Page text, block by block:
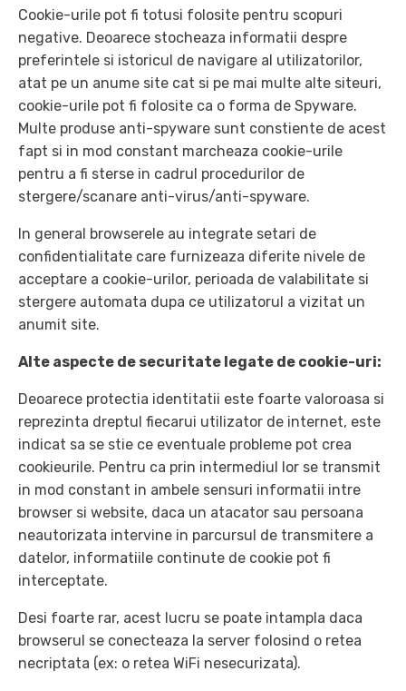
Cookie-urile pot fi totusi folosite pentru scopuri
negative. Deoarece stocheaza informatii despre
preferintele si istoricul de navigare al utilizatorilor,
atat pe un anume site cat si pe mai multe alte siteuri,
cookie-urile pot fi folosite ca o forma de Spyware.
Multe produse anti-spyware sunt constiente de acest
fapt si in mod constant marcheaza cookie-urile
pentru a fi sterse in cadrul procedurilor de
stergere/scanare anti-virus/anti-spyware.
In general browserele au integrate setari de
confidentialitate care furnizeaza diferite nivele de
acceptare a cookie-urilor, perioada de valabilitate si
stergere automata dupa ce utilizatorul a vizitat un
anumit site.
Alte aspecte de securitate legate de cookie-uri:
Deoarece protectia identitatii este foarte valoroasa si
reprezinta dreptul fiecarui utilizator de internet, este
indicat sa se stie ce eventuale probleme pot crea
cookieurile. Pentru ca prin intermediul lor se transmit
in mod constant in ambele sensuri informatii intre
browser si website, daca un atacator sau persoana
neautorizata intervine in parcursul de transmitere a
datelor, informatiile continute de cookie pot fi
interceptate.
Desi foarte rar, acest lucru se poate intampla daca
browserul se conecteaza la server folosind o retea
necriptata (ex: o retea WiFi nesecurizata).